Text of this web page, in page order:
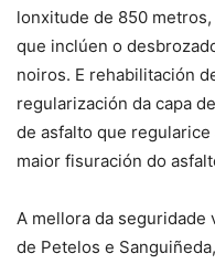
lonxitude de 850
que inclúen o
noiros. E rehabilitación
regularización da capa
de asfalto que
maior fisuración do
A mellora da seguridade
de Petelos e